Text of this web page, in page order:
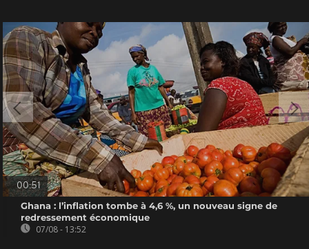
00:51
Ghana : l’inflation tombe à 4,6 %, un nouveau signe de
redressement économique
07/08 - 13:52